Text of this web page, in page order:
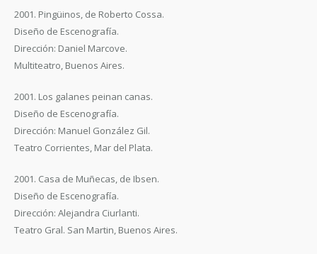
2001. Pingüinos, de Roberto Cossa.
Diseño de Escenografía.
Dirección: Daniel Marcove.
Multiteatro, Buenos Aires.
2001. Los galanes peinan canas.
Diseño de Escenografía.
Dirección: Manuel González Gil.
Teatro Corrientes, Mar del Plata.
2001. Casa de Muñecas, de Ibsen.
Diseño de Escenografía.
Dirección: Alejandra Ciurlanti.
Teatro Gral. San Martin, Buenos Aires.